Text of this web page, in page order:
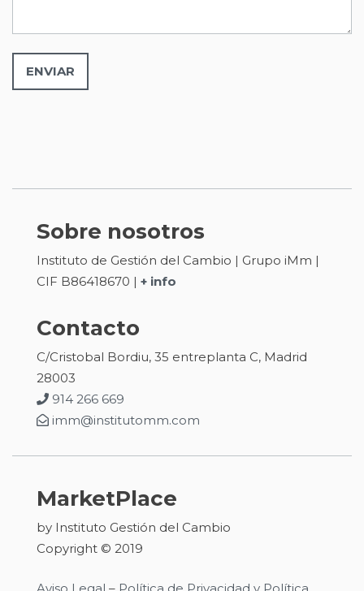
Sobre nosotros
Instituto de Gestión del Cambio | Grupo iMm |
CIF B86418670 | + info
Contacto
C/Cristobal Bordiu, 35 entreplanta C, Madrid
28003
914 266 669
imm@institutomm.com
MarketPlace
by Instituto Gestión del Cambio
Copyright © 2019
Aviso Legal – Política de Privacidad y Política